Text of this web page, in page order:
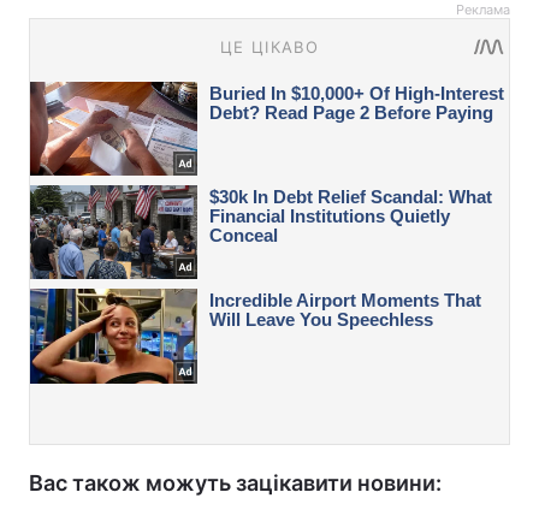
Реклама
Вас також можуть зацікавити новини: